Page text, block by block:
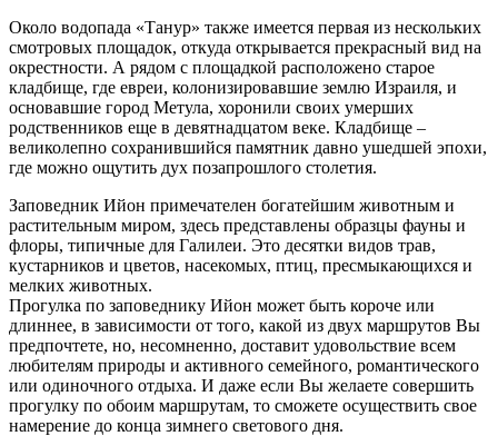
Около водопада «Танур» также имеется первая из нескольких
смотровых площадок, откуда открывается прекрасный вид на
окрестности. А рядом с площадкой расположено старое
кладбище, где евреи, колонизировавшие землю Израиля, и
основавшие город Метула, хоронили своих умерших
родственников еще в девятнадцатом веке. Кладбище –
великолепно сохранившийся памятник давно ушедшей эпохи,
где можно ощутить дух позапрошлого столетия.
Заповедник Ийон примечателен богатейшим животным и
растительным миром, здесь представлены образцы фауны и
флоры, типичные для Галилеи. Это десятки видов трав,
кустарников и цветов, насекомых, птиц, пресмыкающихся и
мелких животных.
Прогулка по заповеднику Ийон может быть короче или
длиннее, в зависимости от того, какой из двух маршрутов Вы
предпочтете, но, несомненно, доставит удовольствие всем
любителям природы и активного семейного, романтического
или одиночного отдыха. И даже если Вы желаете совершить
прогулку по обоим маршрутам, то сможете осуществить свое
намерение до конца зимнего светового дня.